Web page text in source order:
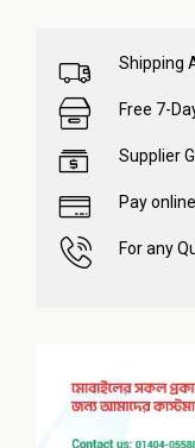
Shipping
Free 7-
Supplier
Pay
For any